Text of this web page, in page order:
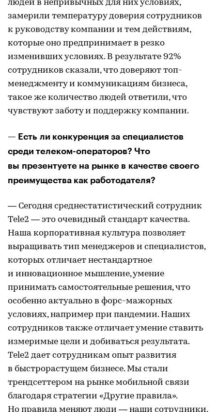
людей в непривычных для них условиях,
замерили температуру доверия сотрудников
к руководству компании и тем действиям,
которые оно предпринимает в резко
изменивших условиях. В результате 92%
сотрудников сказали, что доверяют топ-
менеджменту и коммуникациям бизнеса,
такое же количество людей ответили, что
чувствуют заботу и поддержку компании.
— Есть ли конкуренция за специалистов
среди телеком-операторов? Что
вы презентуете на рынке в качестве своего
преимущества как работодателя?
— Сегодня среднестатистический сотрудник
Tele2 — это очевидный стандарт качества.
Наша корпоративная культура позволяет
выращивать тип менеджеров и специалистов,
которых отличает нестандартное
и инновационное мышление, умение
принимать самостоятельные решения, что
особенно актуально в форс-мажорных
условиях, например при пандемии. Наших
сотрудников также отличает умение ставить
измеримые цели и добиваться результата.
Tele2 дает сотрудникам опыт развития
в быстрорастущем бизнесе. Мы стали
трендсеттером на рынке мобильной связи
благодаря стратегии «Другие правила».
Но правила меняют люди — наши сотрудники,